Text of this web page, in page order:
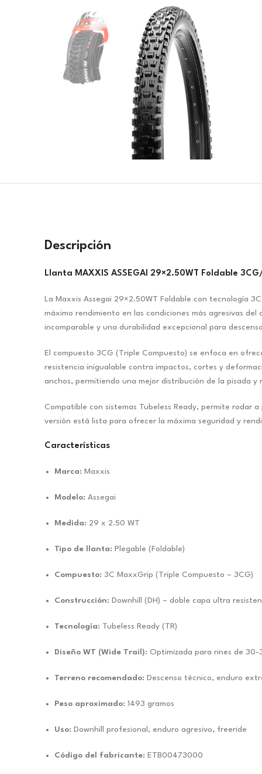
Descripción
Llanta MAXXIS ASSEGAI 29×2.50WT Foldable
La Maxxis Assegai 29×2.50WT Foldable con tecnología
máximo rendimiento en las condiciones más agresivas
incomparable y una durabilidad excepcional para
El compuesto 3CG (Triple Compuesto) se enfoca en
resistencia inigualable contra impactos, cortes y
anchos, permitiendo una mejor distribución de la pisada y
Compatible con sistemas Tubeless Ready, permite rodar
versión está lista para ofrecer la máxima seguridad y
Características
Marca: Maxxis
Modelo: Assegai
Medida: 29 x 2.50 WT
Tipo de llanta: Plegable (Foldable)
Compuesto: 3C MaxxGrip (Triple Compuesto – 3CG)
Construcción: Downhill (DH) – doble capa ultra
Tecnología: Tubeless Ready (TR)
Diseño WT (Wide Trail): Optimizada para rines de 30-
Terreno recomendado: Descenso técnico, enduro
Peso aproximado: 1493 gramos
Uso: Downhill profesional, enduro agresivo, freeride
Código del fabricante: ETB00473000